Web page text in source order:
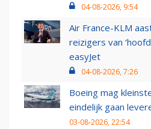
04-08-2026, 9:54
Air France-KLM
reizigers van
easyJet
04-08-2026, 7:26
Boeing mag
eindelijk gaan
03-08-2026, 22:54